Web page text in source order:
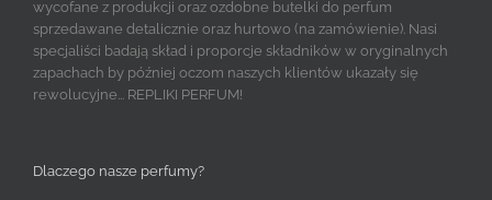
wycofane z produkcji oraz ozdobne butelki do perfum
sprzedawane detalicznie oraz hurtowo (na zamówienie). Nasi
specjaliści badają skład i proporcje składników w oryginalnych
zapachach by później oczom naszych klientów ukazały się
rewolucyjne... REPLIKI PERFUM!
Dlaczego nasze perfumy?